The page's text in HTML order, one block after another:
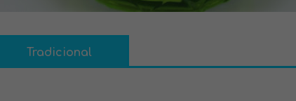
Tradicional